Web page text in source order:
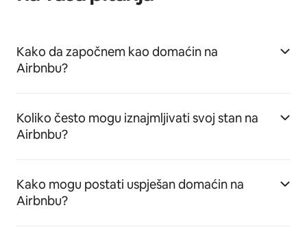
Kako da započnem kao domaćin na
Airbnbu?
Koliko često mogu iznajmljivati svoj stan na
Airbnbu?
Kako mogu postati uspješan domaćin na
Airbnbu?